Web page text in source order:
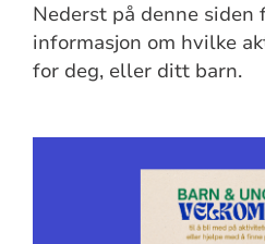
Nederst på denne siden
informasjon om hvilke
for deg, eller ditt barn.